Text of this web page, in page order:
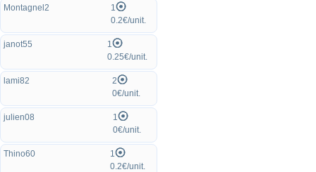
Montagnel2
1
0.2€/unit.
janot55
1
0.25€/unit.
lami82
2
0€/unit.
julien08
1
0€/unit.
Thino60
1
0.2€/unit.